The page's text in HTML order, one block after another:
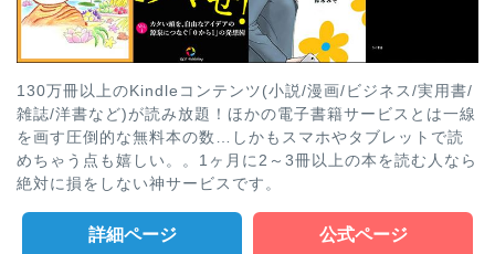
130万冊以上のKindleコンテンツ(小説/漫画/ビジネス/実用書/
雑誌/洋書など)が読み放題！ほかの電子書籍サービスとは一線
を画す圧倒的な無料本の数…しかもスマホやタブレットで読
めちゃう点も嬉しい。。1ヶ月に2～3冊以上の本を読む人なら
絶対に損をしない神サービスです。
詳細ページ 公式ページ